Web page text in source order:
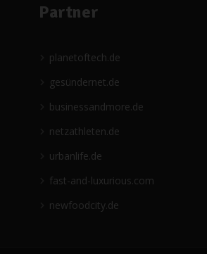
Partner
planetoftech.de
gesündernet.de
businessandmore.de
netzathleten.de
urbanlife.de
fast-and-luxurious.com
newfoodcity.de